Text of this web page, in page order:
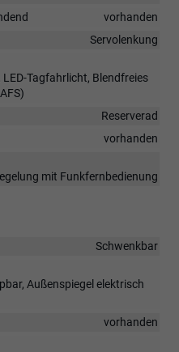
vorhanden
Servolenkung
Tagfahrlicht, Blendfreies
Reserverad
vorhanden
mit Funkfernbedienung
Schwenkbar
Außenspiegel elektrisch
vorhanden